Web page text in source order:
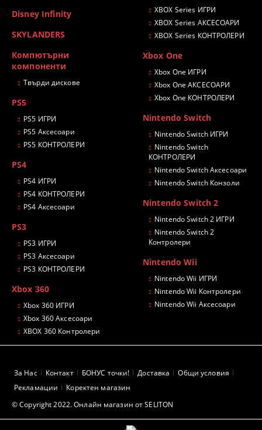
Disney Infinity
SKYLANDERS
Компютърни
компоненти
Твърди дискове
PS5
PS5 ИГРИ
PS5 Аксесоари
PS5 КОНТРОЛЕРИ
PS4
PS4 ИГРИ
PS4 КОНТРОЛЕРИ
PS4 Аксесоари
PS3
PS3 ИГРИ
PS3 Аксесоари
PS3 КОНТРОЛЕРИ
Xbox 360
Xbox 360 ИГРИ
Xbox 360 Аксесоари
XBOX 360 Контролери
XBOX Series ИГРИ
XBOX Series АКСЕСОАРИ
XBOX Series КОНТРОЛЕРИ
Xbox One
Xbox One ИГРИ
Xbox One АКСЕСОАРИ
Xbox One КОНТРОЛЕРИ
Nintendo Switch
Nintendo Switch ИГРИ
Nintendo Switch
КОНТРОЛЕРИ
Nintendo Switch Аксесоари
Nintendo Switch Конзоли
Nintendo Switch 2
Nintendo Switch 2 ИГРИ
Nintendo Switch 2
Контролери
Nintendo Wii
Nintendo Wii ИГРИ
Nintendo Wii Контролери
Nintendo Wii Аксесоари
© Copyright 2022. Онлайн магазин от SELITON
За Нас Контакт БОНУС точки! Доставка
Общи условия
Рекламации
Коректен магазин